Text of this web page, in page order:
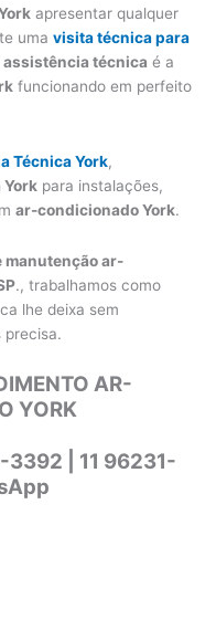
apresentar qualquer
umavisita técnica para
assistência técnica é a
funcionando em perfeito
Técnica York,
York para instalações,
ar-condicionado York.
manutenção ar-
., trabalhamos como
lhe deixa sem
precisa.
AR-
YORK
| 11 96231-